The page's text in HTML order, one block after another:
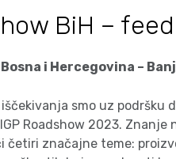
BiH –
i Hercegovina –
smo uz podršku
Roadshow 2023.
četiri značajne teme: